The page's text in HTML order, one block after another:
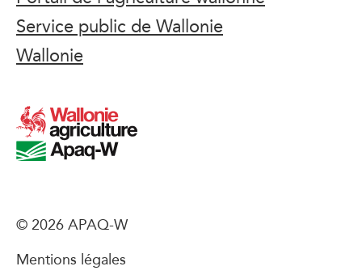
Service public de Wallonie
Wallonie
© 2026 APAQ-W
Mentions légales